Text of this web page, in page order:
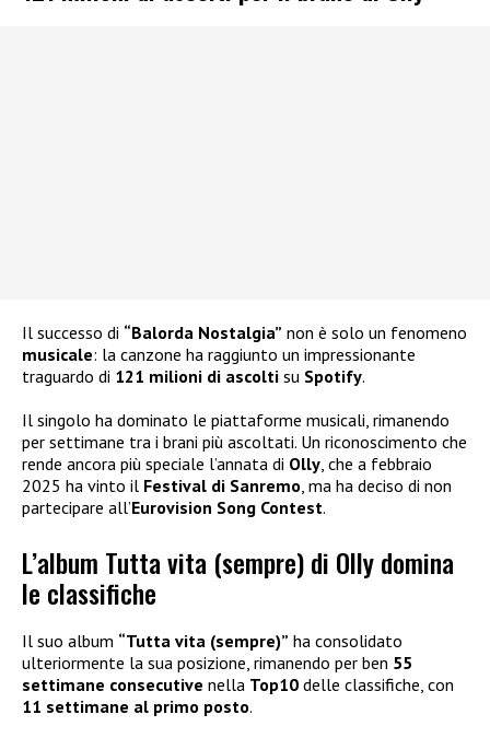
Il successo di “Balorda Nostalgia” non è solo un fenomeno
musicale: la canzone ha raggiunto un impressionante
traguardo di 121 milioni di ascolti su Spotify.
Il singolo ha dominato le piattaforme musicali, rimanendo
per settimane tra i brani più ascoltati. Un riconoscimento che
rende ancora più speciale l’annata di Olly , che a febbraio
2025 ha vinto il Festival di Sanremo , ma ha deciso di non
partecipare all’Eurovision Song Contest.
L’album Tutta vita (sempre) di Olly domina
le classifiche
Il suo album “Tutta vita (sempre)” ha consolidato
ulteriormente la sua posizione, rimanendo per ben 55
settimane consecutive nella Top10 delle classifiche, con
11 settimane al primo posto.